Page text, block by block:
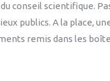
conseil scientifique.
publics. A la place,
remis dans les